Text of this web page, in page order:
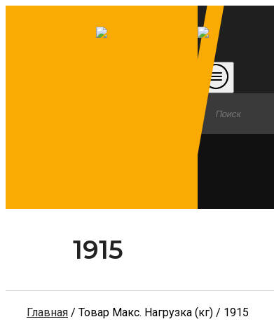
1915
Главная / Товар Макс. Нагрузка (кг) / 1915